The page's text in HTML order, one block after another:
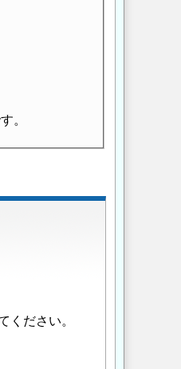
。
ください。